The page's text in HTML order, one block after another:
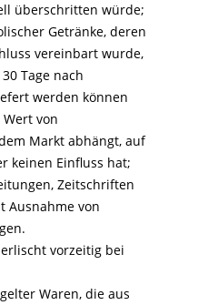
überschritten würde;
Getränke, deren
vereinbart wurde,
Tage nach
werden können
von
Markt abhängt, auf
keinen Einfluss hat;
Zeitschriften
Ausnahme von
vorzeitig bei
Waren, die aus